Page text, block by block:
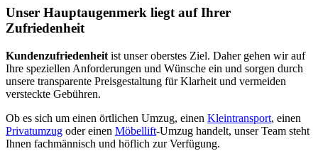
Unser Hauptaugenmerk liegt auf Ihrer
Zufriedenheit
Kundenzufriedenheit ist unser oberstes Ziel. Daher gehen wir auf
Ihre speziellen Anforderungen und Wünsche ein und sorgen durch
unsere transparente Preisgestaltung für Klarheit und vermeiden
versteckte Gebühren.
Ob es sich um einen örtlichen Umzug, einen Kleintransport, einen
Privatumzug oder einen Möbellift-Umzug handelt, unser Team steht
Ihnen fachmännisch und höflich zur Verfügung.